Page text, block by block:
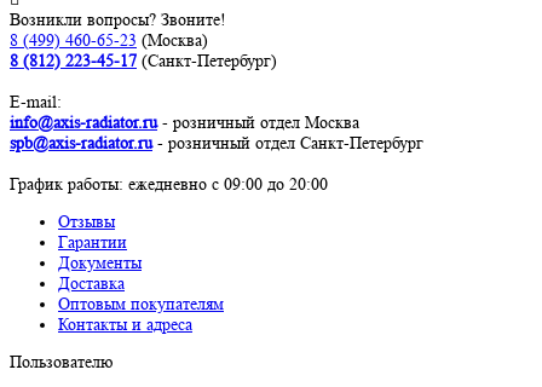
Возникли вопросы? Звоните!
8 (499) 460-65-23 (Москва)
8 (812) 223-45-17 (Санкт-Петербург)
E-mail:
info@axis-radiator.ru- розничный отдел Москва
spb@axis-radiator.ru- розничный отдел Санкт-Петербург
График работы: eжедневно с 09:00 до 20:00
Отзывы
Гарантии
Документы
Доставка
Оптовым покупателям
Контакты и адреса
Пользователю